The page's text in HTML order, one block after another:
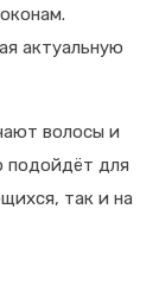
актуальную
волосы и
подойдёт для
так и на